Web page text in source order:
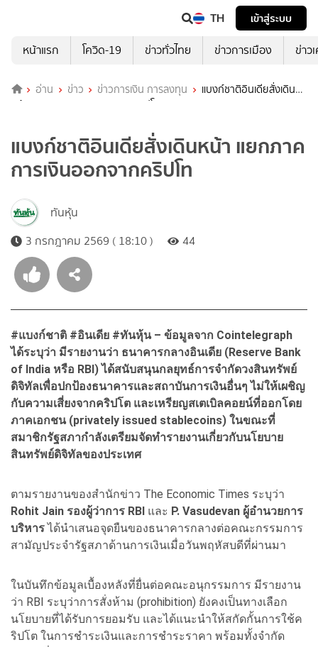
TH
เข้าสู่ระบบ
หน้าแรก
โควิด-19 ข่าวทั่วไทย ข่าวการเมือง ข่าว
อ่าน ข่าว ข่าวการเงิน การลงทุน
แบงก์ชาติอินเดียสั่งเดิน
หน้า แยกภาคการเงินออกจากคริปโท
แบงก์ชาติอินเดียสั่งเดินหน้า แยกภาค
การเงินออกจากคริปโท
ทันหุ้น
3 กรกฎาคม 2569 ( 18:10 )
44
#แบงก์ชาติ #อินเดีย #ทันหุ้น – ข้อมูลจาก Cointelegraph
ได้ระบุว่า มีรายงานว่า ธนาคารกลางอินเดีย (Reserve Bank
of India หรือ RBI) ได้สนับสนุนกลยุทธ์การจำกัดวงสินทรัพย์
ดิจิทัลเพื่อปกป้องธนาคารและสถาบันการเงินอื่นๆ ไม่ให้เผชิญ
กับความเสี่ยงจากคริปโต และเหรียญสเตเบิลคอยน์ที่ออกโดย
ภาคเอกชน (privately issued stablecoins) ในขณะที่
สมาชิกรัฐสภากำลังเตรียมจัดทำรายงานเกี่ยวกับนโยบาย
สินทรัพย์ดิจิทัลของประเทศ
ตามรายงานของสำนักข่าว The Economic Times ระบุว่า
Rohit Jain รองผู้ว่าการ RBI และ P. Vasudevan ผู้อำนวยการ
บริหารได้นำเสนอจุดยืนของธนาคารกลางต่อคณะกรรมการ
สามัญประจำรัฐสภาด้านการเงินเมื่อวันพฤหัสบดีที่ผ่านมา
ในบันทึกข้อมูลเบื้องหลังที่ยื่นต่อคณะอนุกรรมการ มีรายงาน
ว่า RBI ระบุว่าการสั่งห้าม (prohibition) ยังคงเป็นทางเลือก
นโยบายที่ได้รับการยอมรับ และได้แนะนำให้สกัดกั้นการใช้ค
ริปโต ในการชำระเงินและการชำระราคา พร้อมทั้งจำกัด